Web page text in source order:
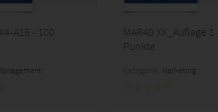
A15 - 100
MAR40 XX_Auflage 1
Punkte
Marketing